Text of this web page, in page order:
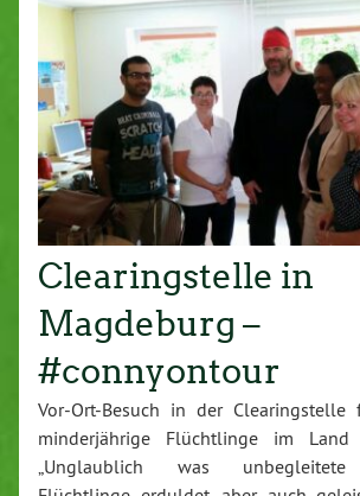
Clearingstelle in
Magdeburg –
#connyontour
Vor-Ort-Besuch in der Clearingstelle
minderjährige Flüchtlinge im Land
„Unglaublich was unbegleitete